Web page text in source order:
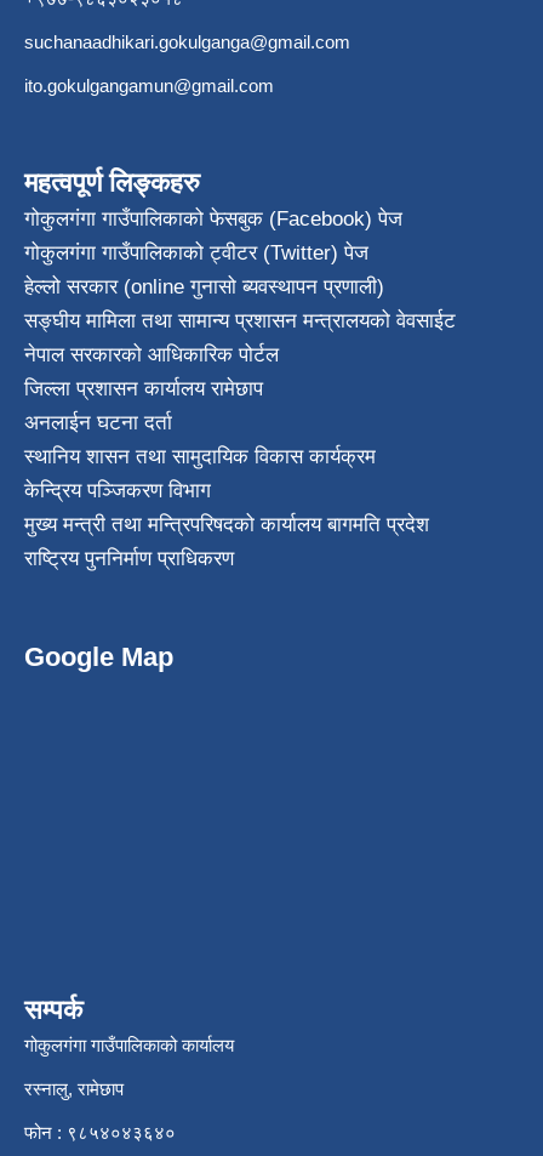
suchanaadhikari.gokulganga@gmail.com
ito.gokulgangamun@gmail.com
महत्वपूर्ण लिङ्कहरु
गोकुलगंगा गाउँपालिकाको फेसबुक (Facebook) पेज
गोकुलगंगा गाउँपालिकाको ट्वीटर (Twitter) पेज
हेल्लो सरकार (online गुनासो ब्यवस्थापन प्रणाली)
सङ्घीय मामिला तथा सामान्य प्रशासन मन्त्रालयको वेवसाईट
नेपाल सरकारको आधिकारिक पोर्टल
जिल्ला प्रशासन कार्यालय रामेछाप
अनलाईन घटना दर्ता
स्थानिय शासन तथा सामुदायिक विकास कार्यक्रम
केन्द्रिय पञ्जिकरण विभाग
मुख्य मन्त्री तथा मन्त्रिपरिषदको कार्यालय बागमति प्रदेश
राष्ट्रिय पुननिर्माण प्राधिकरण
Google Map
सम्पर्क
गोकुलगंगा गाउँपालिकाको कार्यालय
रस्नालु, रामेछाप
फोन : ९८५४०४३६४०